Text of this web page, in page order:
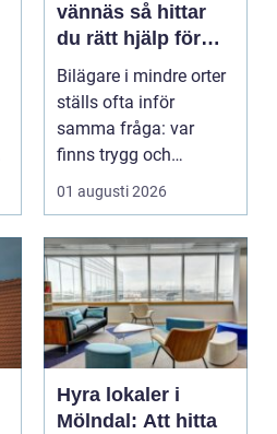
vännäs så hittar
du rätt hjälp för
din bil
Bilägare i mindre orter
ställs ofta inför
samma fråga: var
finns trygg och
prisvärd hjälp när bilen
01 augusti 2026
Hyra lokaler i
Mölndal: Att hitta